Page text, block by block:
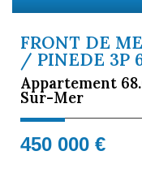
FRONT DE
/ PINEDE 3P
Appartement
Sur-Mer
450 000 €